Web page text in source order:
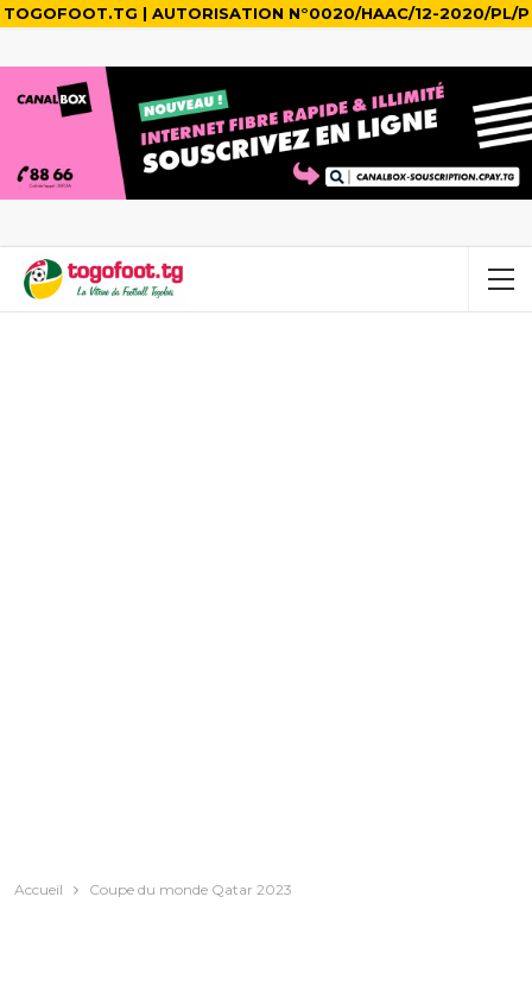
TOGOFOOT.TG | AUTORISATION N°0020/HAAC/12-2020/PL/P
Accueil Coupe du monde Qatar 2023